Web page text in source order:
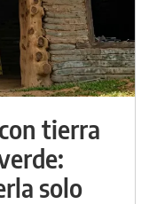
tierra
solo